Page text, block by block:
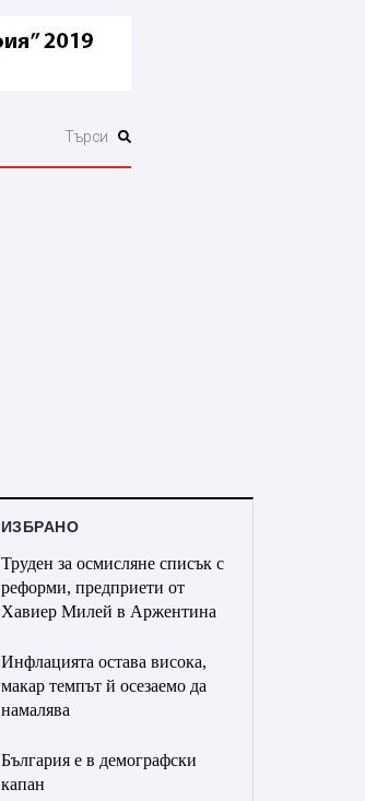
ИЗБРАНО
Труден за осмисляне списък с
реформи, предприети от
Хавиер Милей в Аржентина
Инфлацията остава висока,
макар темпът й осезаемо да
намалява
България е в демографски
капан